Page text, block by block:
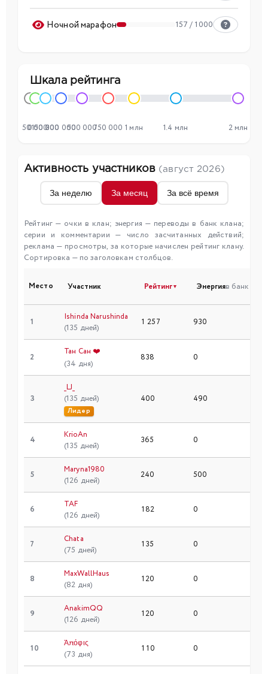
Ночной марафон 157 / 1000
Шкала рейтинга
0
50 000
150 000300 000500 000750 000 1 млн 1.4 млн 2 млн
Активность участников (август 2026)
За неделю За месяц За всё время
Рейтинг — очки в клан; энергия — переводы в банк клана;
серии и комментарии — число засчитанных действий;
реклама — просмотры, за которые начислен рейтинг клану.
Сортировка — по заголовкам столбцов.
Место Участник Рейтинг▼ Энергияв банк
1
Ishinda Narushinda
(135 дней)
1 257 930
2
Тан Сан ❤️
(34 дня)
838 0
3
_LJ_
(135 дней)
Лидер
400 490
4
KrioAn
(135 дней)
365 0
5
Maryna1980
(126 дней)
240 500
6
TAF
(126 дней)
182 0
7
Chata
(75 дней)
135 0
8
MaxWallHaus
(82 дня)
120 0
9
AnakimQQ
(126 дней)
120 0
10
Ἀπόφις
(73 дня)
110 0